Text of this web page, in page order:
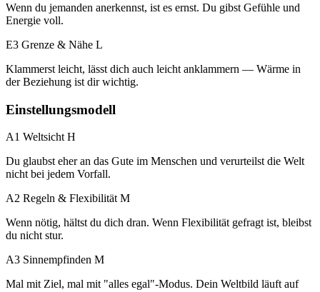
Wenn du jemanden anerkennst, ist es ernst. Du gibst Gefühle und
Energie voll.
E3 Grenze & Nähe L
Klammerst leicht, lässt dich auch leicht anklammern — Wärme in
der Beziehung ist dir wichtig.
Einstellungsmodell
A1 Weltsicht H
Du glaubst eher an das Gute im Menschen und verurteilst die Welt
nicht bei jedem Vorfall.
A2 Regeln & Flexibilität M
Wenn nötig, hältst du dich dran. Wenn Flexibilität gefragt ist, bleibst
du nicht stur.
A3 Sinnempfinden M
Mal mit Ziel, mal mit "alles egal"-Modus. Dein Weltbild läuft auf